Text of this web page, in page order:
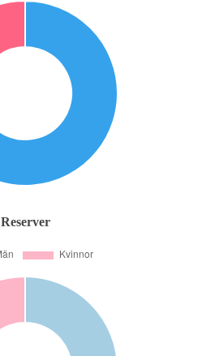
Reserver